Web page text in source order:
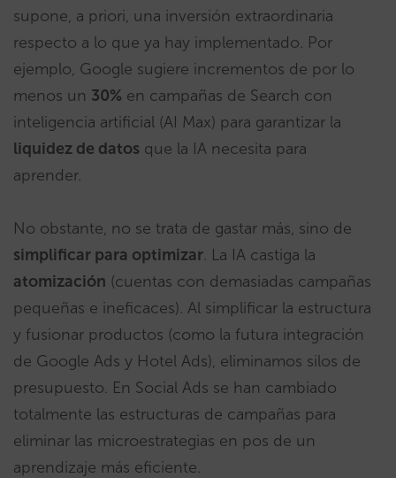
supone, a priori, una inversión extraordinaria
respecto a lo que ya hay implementado. Por
ejemplo, Google sugiere incrementos de por lo
menos un 30% en campañas de Search con
inteligencia artificial (AI Max) para garantizar la
liquidez de datos que la IA necesita para
aprender.
No obstante, no se trata de gastar más, sino de
simplificar para optimizar. La IA castiga la
atomización (cuentas con demasiadas campañas
pequeñas e ineficaces). Al simplificar la estructura
y fusionar productos (como la futura integración
de Google Ads y Hotel Ads), eliminamos silos de
presupuesto. En Social Ads se han cambiado
totalmente las estructuras de campañas para
eliminar las microestrategias en pos de un
aprendizaje más eficiente.